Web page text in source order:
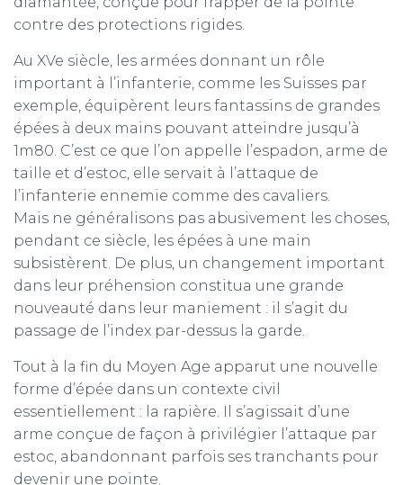
contre des protections rigides.
Au XVe siècle, les armées donnant un rôle
important à l’infanterie, comme les Suisses par
exemple, équipèrent leurs fantassins de grandes
épées à deux mains pouvant atteindre jusqu’à
1m80. C’est ce que l’on appelle l’espadon, arme de
taille et d’estoc, elle servait à l’attaque de
l’infanterie ennemie comme des cavaliers.
Mais ne généralisons pas abusivement les choses,
pendant ce siècle, les épées à une main
subsistèrent. De plus, un changement important
dans leur préhension constitua une grande
nouveauté dans leur maniement : il s’agit du
passage de l’index par-dessus la garde.
Tout à la fin du Moyen Age apparut une nouvelle
forme d’épée dans un contexte civil
essentiellement : la rapière. Il s’agissait d’une
arme conçue de façon à privilégier l’attaque par
estoc, abandonnant parfois ses tranchants pour
devenir une pointe.